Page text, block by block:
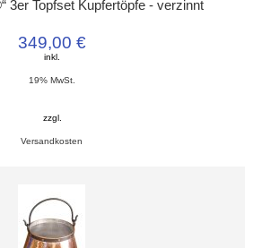
3er Topfset Kupfertöpfe - verzinnt
349,00 €
inkl.
19% MwSt.
zzgl.
Versandkosten